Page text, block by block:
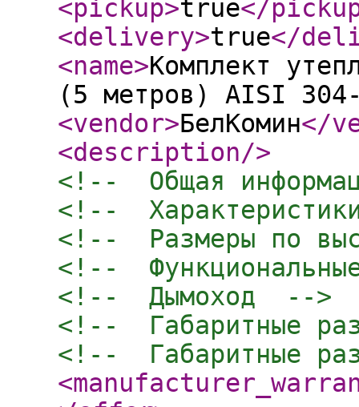
<pickup>true</
<delivery>true</
<name>Комплект
(5 метров) AISI
<vendor>БелКомин</
<description/>
<!--  Общая
<!--
<!--  Размеры по
<!--
<!--  Дымоход  -->
<!--  Габаритные
<!--  Габаритные